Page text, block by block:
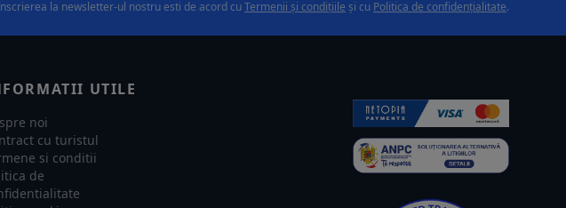
la newsletter-ul nostru esti de acord cuTermenii și condițiile și cu Politica de confidențialitate.
UTILE
noi
cu turistul
si conditii
de